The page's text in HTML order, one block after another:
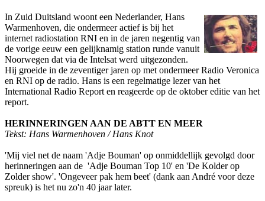
In Zuid Duitsland woont een Nederlander, Hans
Warmenhoven, die ondermeer actief is bij het
internet radiostation RNI en in de jaren negentig van
de vorige eeuw een gelijknamig station runde vanuit
Noorwegen dat via de Intelsat werd uitgezonden.
Hij groeide in de zeventiger jaren op met ondermeer Radio Veronica
en RNI op de radio. Hans is een regelmatige lezer van het
International Radio Report en reageerde op de oktober editie van het
report.
HERINNERINGEN AAN DE ABTT EN MEER
Tekst: Hans Warmenhoven / Hans Knot
'Mij viel net de naam 'Adje Bouman' op onmiddellijk gevolgd door
herinneringen aan de 'Adje Bouman Top 10' en 'De Kolder op
Zolder show'. 'Ongeveer pak hem beet' (dank aan André voor deze
spreuk) is het nu zo'n 40 jaar later.